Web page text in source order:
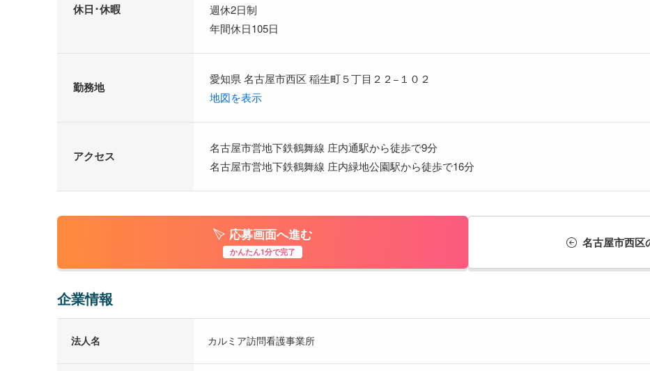
休日･休暇
週休2日制
年間休日105日
勤務地
愛知県 名古屋市西区 稲生町５丁目２２−１０２
地図を表示
アクセス
名古屋市営地下鉄鶴舞線 庄内通駅から徒歩で9分
名古屋市営地下鉄鶴舞線 庄内緑地公園駅から徒歩で16分
応募画面へ進む
かんたん1分で完了
名古屋市西区
企業情報
法人名 カルミア訪問看護事業所